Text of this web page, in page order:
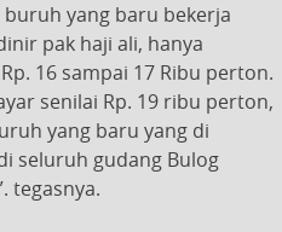
yang baru bekerja
pak haji ali, hanya
16 sampai 17 Ribu perton.
senilai Rp. 19 ribu perton,
yang baru yang di
seluruh gudang Bulog
tegasnya.